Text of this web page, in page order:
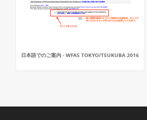
日本語でのご案内 - WFAS TOKYO/TSUKUBA 2016